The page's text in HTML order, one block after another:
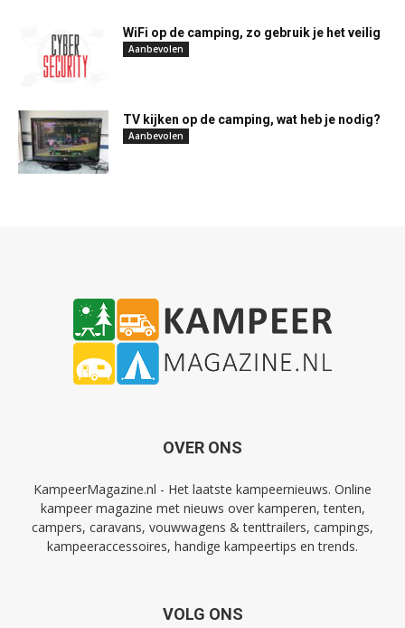
WiFi op de camping, zo gebruik je het veilig
Aanbevolen
TV kijken op de camping, wat heb je nodig?
Aanbevolen
OVER ONS
KampeerMagazine.nl - Het laatste kampeernieuws. Online
kampeer magazine met nieuws over kamperen, tenten,
campers, caravans, vouwwagens & tenttrailers, campings,
kampeeraccessoires, handige kampeertips en trends.
VOLG ONS